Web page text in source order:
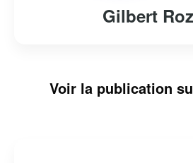
Gilbert
Voir la publication